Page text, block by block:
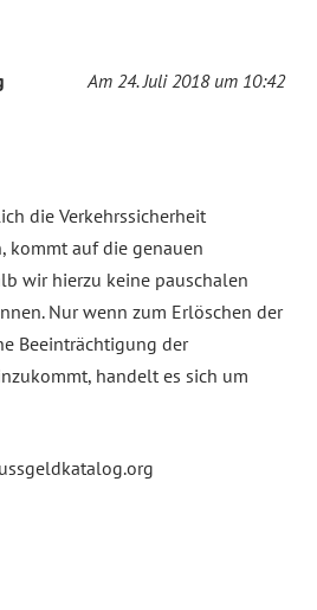
Am 24. Juli 2018 um 10:42
die Verkehrssicherheit
kommt auf die genauen
wir hierzu keine pauschalen
Nur wenn zum Erlöschen der
Beeinträchtigung der
handelt es sich um